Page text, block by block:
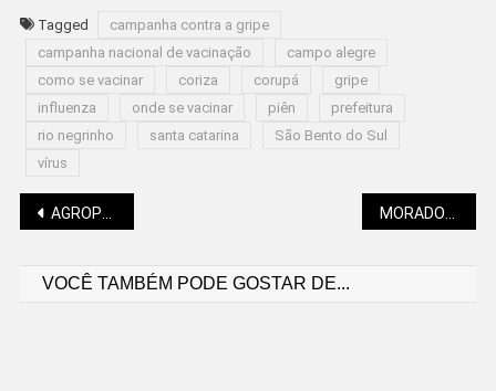
Tagged
campanha contra a gripe
campanha nacional de vacinação
campo alegre
como se vacinar
coriza corupá
gripe
influenza
onde se vacinar piên
prefeitura
rio negrinho
santa catarina
São Bento do Sul
vírus
Navegação
AGROPECUÁRIA TEM ALTA DE 21,6% NO PRIMEIRO TRIMESTRE
VOCÊ TAMBÉM PODE GOSTAR DE...